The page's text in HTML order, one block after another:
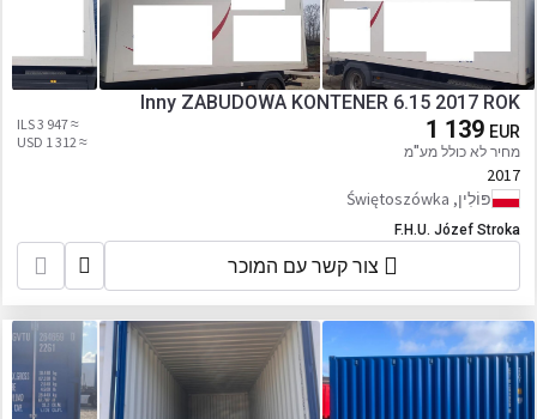
Inny ZABUDOWA KONTENER 6.15 2017 ROK
1 139 EUR
מחיר לא כולל מע"מ
≈ 3 947 ILS
≈ 1 312 USD
2017
פּוֹלִין, Świętoszówka
F.H.U. Józef Stroka
צור קשר עם המוכר